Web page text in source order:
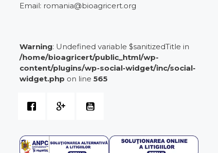
Email: romania@bioagricert.org
Warning: Undefined variable $sanitizedTitle in
/home/bioagricert/public_html/wp-
content/plugins/wp-social-widget/inc/social-
widget.php on line 565